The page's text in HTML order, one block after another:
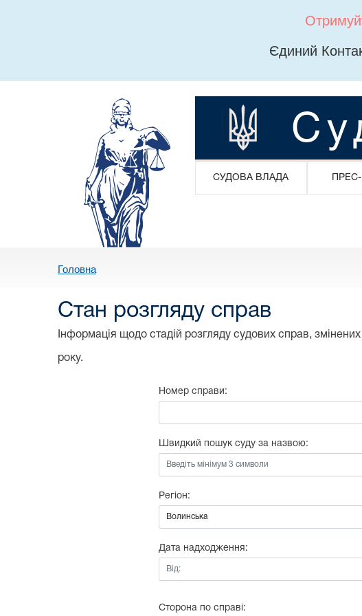
Єдиний
СУДОВА ВЛАДА
Головна
Стан розгляду справ
Інформація щодо стадій розгляду судових справ,
року.
Номер справи:
Швидкий пошук суду за назвою:
Регіон:
Дата надходження:
Від:
Сторона по справі: